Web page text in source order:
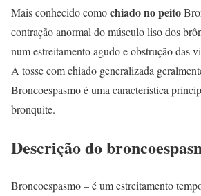
Mais conhecido comochiado no peito
contração anormal do músculo liso dos
num estreitamento agudo e obstrução das
A tosse com chiado generalizada
Broncoespasmo é uma característica
bronquite.
Descrição do
Broncoespasmo – é um estreitamento